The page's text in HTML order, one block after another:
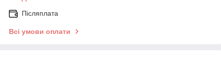
Післяплата
Всі умови оплати